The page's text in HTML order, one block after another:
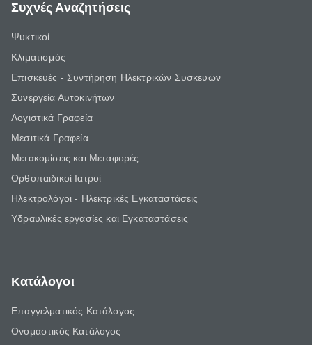
Συχνές Αναζητήσεις
Ψυκτικοί
Κλιματισμός
Επισκευές - Συντήρηση Ηλεκτρικών Συσκευών
Συνεργεία Αυτοκινήτων
Λογιστικά Γραφεία
Μεσιτικά Γραφεία
Μετακομίσεις και Μεταφορές
Ορθοπαιδικοί Ιατροί
Ηλεκτρολόγοι - Ηλεκτρικές Εγκαταστάσεις
Υδραυλικές εργασίες και Εγκαταστάσεις
Κατάλογοι
Επαγγελματικός Κατάλογος
Ονομαστικός Κατάλογος